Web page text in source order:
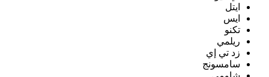
ايتل
ايس
تكنو
ريلمي
زد تي إي
سامسونج